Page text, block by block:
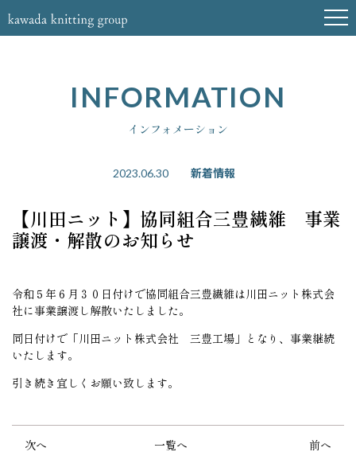
INFORMATION
インフォメーション
2023.06.30 新着情報
【川田ニット】協同組合三豊繊維 事業
譲渡・解散のお知らせ
令和５年６月３０日付けで協同組合三豊繊維は川田ニット株式会
社に事業譲渡し解散いたしました。
同日付けで「川田ニット株式会社 三豊工場」となり、事業継続
いたします。
引き続き宜しくお願い致します。
次へ 一覧へ 前へ